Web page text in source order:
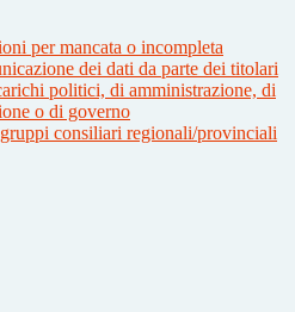
per mancata o incompleta
dei dati da parte dei titolari
politici, di amministrazione, di
o di governo
consiliari regionali/provinciali